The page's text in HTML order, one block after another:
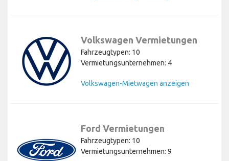
Volkswagen Vermietungen
Fahrzeugtypen: 10
Vermietungsunternehmen: 4
Volkswagen-Mietwagen anzeigen
Ford Vermietungen
Fahrzeugtypen: 10
Vermietungsunternehmen: 9